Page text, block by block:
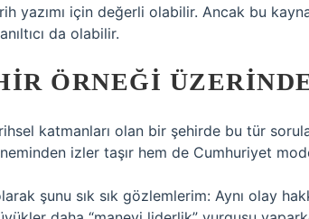
yazımı için değerli olabilir. Ancak bu
da olabilir.
ÖRNEĞI
katmanları olan bir şehirde bu tür
izler taşır hem de Cumhuriyet
şunu sık sık gözlemlerim: Aynı olay